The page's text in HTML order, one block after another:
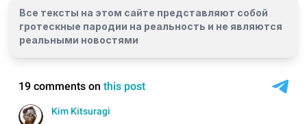
Все тексты на этом сайте представляют собой
гротескные пародии на реальность и не являются
реальными новостями